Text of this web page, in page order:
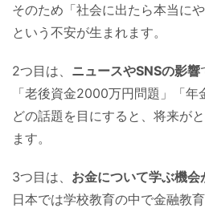
そのため「社会に出たら本当に
という不安が生まれます。
2つ目は、 ニュースやSNSの影響
「老後資金2000万円問題」「
どの話題を目にすると、将来が
ます。
3つ目は、 お金について学ぶ機会
日本では学校教育の中で金融教